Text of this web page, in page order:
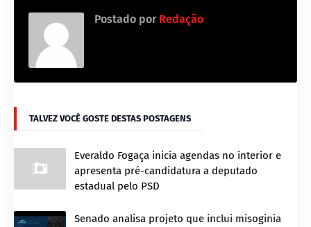
Postado por Redação
TALVEZ VOCÊ GOSTE DESTAS POSTAGENS
Everaldo Fogaça inicia agendas no interior e
apresenta pré-candidatura a deputado
estadual pelo PSD
Senado analisa projeto que inclui misoginia